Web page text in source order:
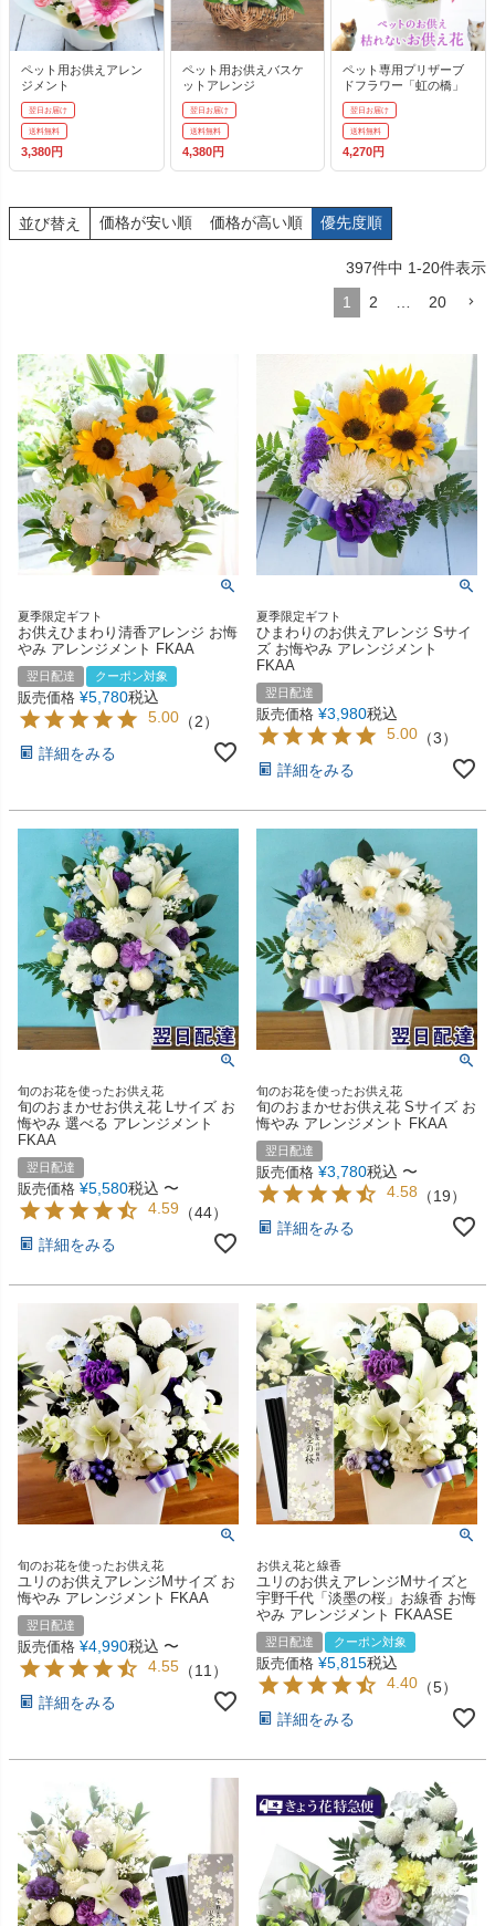
ペット用お供えアレン
ジメント
翌日お届け
送料無料
3,380円
ペット用お供えバスケ
ットアレンジ
翌日お届け
送料無料
4,380円
ペット専用プリザーブ
ドフラワー「虹の橋」
翌日お届け
送料無料
4,270円
並び替え 価格が安い順 価格が高い順 優先度順
397件中 1-20件表示
1
2 … 20
夏季限定ギフト
お供えひまわり清香アレンジ お悔
やみ アレンジメント FKAA
翌日配達 クーポン対象
販売価格 ¥5,780税込
5.00 （2）
詳細をみる
夏季限定ギフト
ひまわりのお供えアレンジ Sサイ
ズ お悔やみ アレンジメント
FKAA
翌日配達
販売価格 ¥3,980税込
5.00 （3）
詳細をみる
旬のお花を使ったお供え花
旬のおまかせお供え花 Lサイズ お
悔やみ 選べる アレンジメント
FKAA
翌日配達
販売価格 ¥5,580税込 〜
4.59 （44）
詳細をみる
旬のお花を使ったお供え花
旬のおまかせお供え花 Sサイズ お
悔やみ アレンジメント FKAA
翌日配達
販売価格 ¥3,780税込 〜
4.58 （19）
詳細をみる
旬のお花を使ったお供え花
ユリのお供えアレンジMサイズ お
悔やみ アレンジメント FKAA
翌日配達
販売価格 ¥4,990税込 〜
4.55 （11 ）
詳細をみる
お供え花と線香
ユリのお供えアレンジMサイズと
宇野千代「淡墨の桜」お線香 お悔
やみ アレンジメント FKAASE
翌日配達 クーポン対象
販売価格 ¥5,815税込
4.40 （5）
詳細をみる